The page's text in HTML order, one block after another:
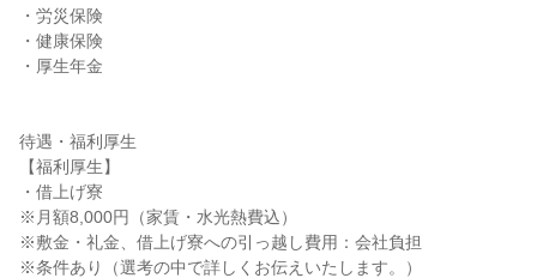
・労災保険
・健康保険
・厚生年金
待遇・福利厚生
【福利厚生】
・借上げ寮
※月額8,000円（家賃・水光熱費込）
※敷金・礼金、借上げ寮への引っ越し費用：会社負担
※条件あり（選考の中で詳しくお伝えいたします。）